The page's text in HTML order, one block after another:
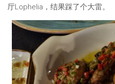
厅Lophelia，结果踩了个大雷。